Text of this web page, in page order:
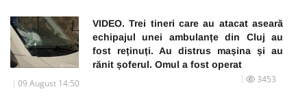
VIDEO. Trei tineri care au atacat aseară
echipajul unei ambulanțe din Cluj au
fost reținuți. Au distrus mașina și au
rănit șoferul. Omul a fost operat
09 August 14:50 3453